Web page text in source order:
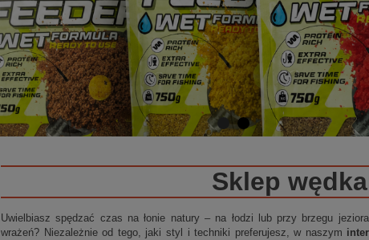
Sklep
Uwielbiasz spędzać czas na łonie natury – na łodzi lub przy brzegu
wrażeń? Niezależnie od tego, jaki styl i techniki preferujesz, w naszym